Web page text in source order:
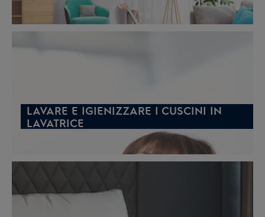
LAVARE E IGIENIZZARE I CUSCINI IN
LAVATRICE